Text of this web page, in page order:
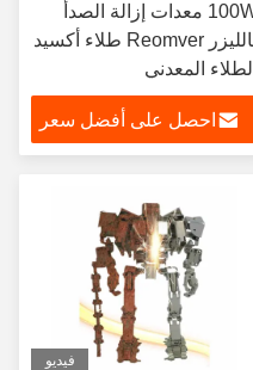
100W معدات إزالة الصدأ
بالليزر Reomver طلاء أكسيد
الطلاء المعدني
احصل على أفضل سعر
فيديو